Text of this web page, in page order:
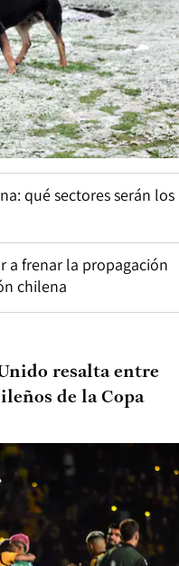
qué sectores serán los
a frenar la propagación
chilena
resalta entre
de la Copa